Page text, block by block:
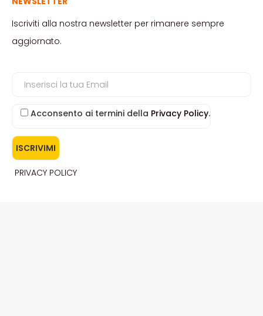
Iscriviti alla nostra newsletter per rimanere sempre
aggiornato.
Acconsento ai termini della Privacy Policy.
PRIVACY POLICY